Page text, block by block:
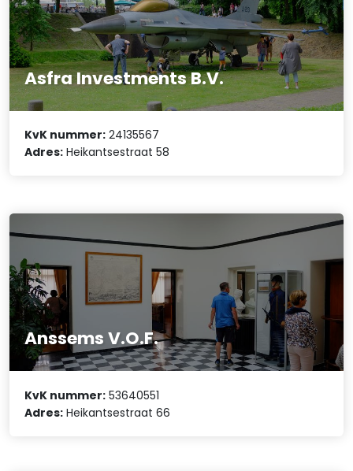
Asfra Investments B.V.
KvK nummer: 24135567
Adres: Heikantsestraat 58
Anssems V.O.F.
KvK nummer: 53640551
Adres: Heikantsestraat 66